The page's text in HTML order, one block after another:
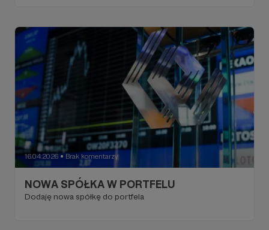
16.04.2026 ● Brak komentarzy
NOWA SPÓŁKA W PORTFELU
Dodaję nowa spółkę do portfela